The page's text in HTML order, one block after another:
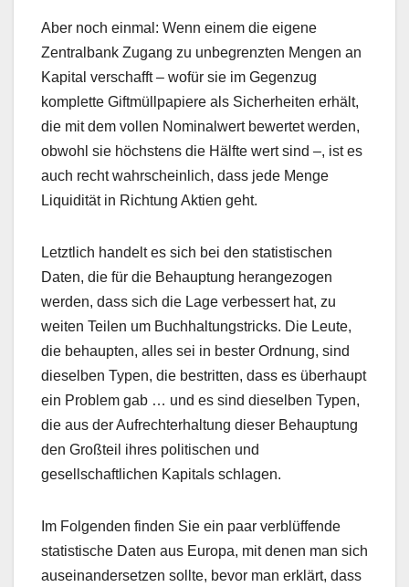
Aber noch einmal: Wenn einem die eigene
Zentralbank Zugang zu unbegrenzten Mengen an
Kapital verschafft – wofür sie im Gegenzug
komplette Giftmüllpapiere als Sicherheiten erhält,
die mit dem vollen Nominalwert bewertet werden,
obwohl sie höchstens die Hälfte wert sind –, ist es
auch recht wahrscheinlich, dass jede Menge
Liquidität in Richtung Aktien geht.
Letztlich handelt es sich bei den statistischen
Daten, die für die Behauptung herangezogen
werden, dass sich die Lage verbessert hat, zu
weiten Teilen um Buchhaltungstricks. Die Leute,
die behaupten, alles sei in bester Ordnung, sind
dieselben Typen, die bestritten, dass es überhaupt
ein Problem gab … und es sind dieselben Typen,
die aus der Aufrechterhaltung dieser Behauptung
den Großteil ihres politischen und
gesellschaftlichen Kapitals schlagen.
Im Folgenden finden Sie ein paar verblüffende
statistische Daten aus Europa, mit denen man sich
auseinandersetzen sollte, bevor man erklärt, dass